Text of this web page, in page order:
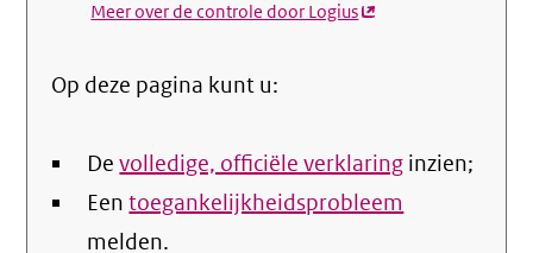
Meer over de controle door Logius(externe
Op deze pagina kunt u:
Devolledige, officiële verklaring inzien;
Eentoegankelijkheidsprobleem
melden.